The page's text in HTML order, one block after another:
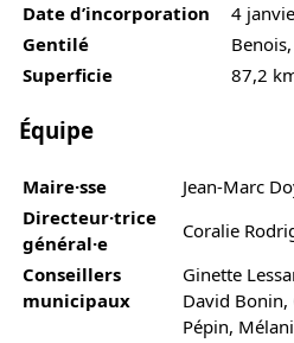
Date d’incorporation
4
Gentilé
Superficie
87,2
Équipe
Maire·sse
Jean-Marc
Directeur·trice
général·e
Coralie
Conseillers
municipaux
Ginette
David Bonin,
Pépin,